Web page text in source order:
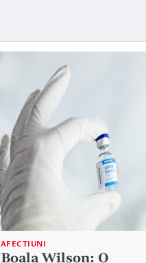
AFECTIUNI
Boala Wilson: O